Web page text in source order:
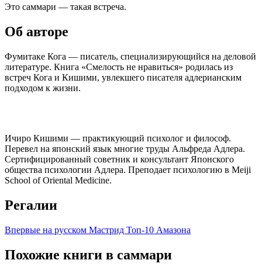
Это саммари — такая встреча.
Об авторе
Фумитаке Кога — писатель, специализирующийся на деловой
литературе. Книга «Смелость не нравиться» родилась из
встреч Кога и Кишими, увлекшего писателя адлерианским
подходом к жизни.
Ичиро Кишими — практикующий психолог и философ.
Перевел на японский язык многие труды Альфреда Адлера.
Сертифицированный советник и консультант Японского
общества психологии Адлера. Преподает психологию в Meiji
School of Oriental Medicine.
Регалии
Впервые на русском Мастрид Топ-10 Амазона
Похожие книги в саммари